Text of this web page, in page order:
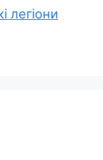
легіони